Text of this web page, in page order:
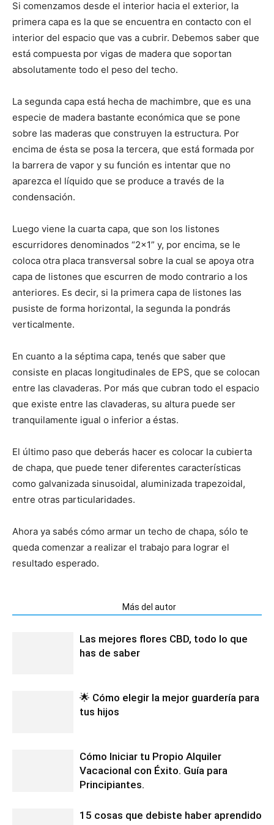
Si comenzamos desde el interior hacia el exterior, la
primera capa es la que se encuentra en contacto con el
interior del espacio que vas a cubrir. Debemos saber que
está compuesta por vigas de madera que soportan
absolutamente todo el peso del techo.
La segunda capa está hecha de machimbre, que es una
especie de madera bastante económica que se pone
sobre las maderas que construyen la estructura. Por
encima de ésta se posa la tercera, que está formada por
la barrera de vapor y su función es intentar que no
aparezca el líquido que se produce a través de la
condensación.
Luego viene la cuarta capa, que son los listones
escurridores denominados “2×1” y, por encima, se le
coloca otra placa transversal sobre la cual se apoya otra
capa de listones que escurren de modo contrario a los
anteriores. Es decir, si la primera capa de listones las
pusiste de forma horizontal, la segunda la pondrás
verticalmente.
En cuanto a la séptima capa, tenés que saber que
consiste en placas longitudinales de EPS, que se colocan
entre las clavaderas. Por más que cubran todo el espacio
que existe entre las clavaderas, su altura puede ser
tranquilamente igual o inferior a éstas.
El último paso que deberás hacer es colocar la cubierta
de chapa, que puede tener diferentes características
como galvanizada sinusoidal, aluminizada trapezoidal,
entre otras particularidades.
Ahora ya sabés cómo armar un techo de chapa, sólo te
queda comenzar a realizar el trabajo para lograr el
resultado esperado.
Más del autor
Las mejores flores CBD, todo lo que
has de saber
🌟 Cómo elegir la mejor guardería para
tus hijos
Cómo Iniciar tu Propio Alquiler
Vacacional con Éxito. Guía para
Principiantes.
15 cosas que debiste haber aprendido